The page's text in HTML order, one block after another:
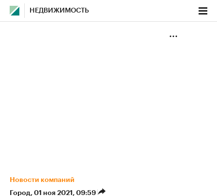
НЕДВИЖИМОСТЬ
Новости компаний
Город⁠, 01 ноя 2021, 09:59